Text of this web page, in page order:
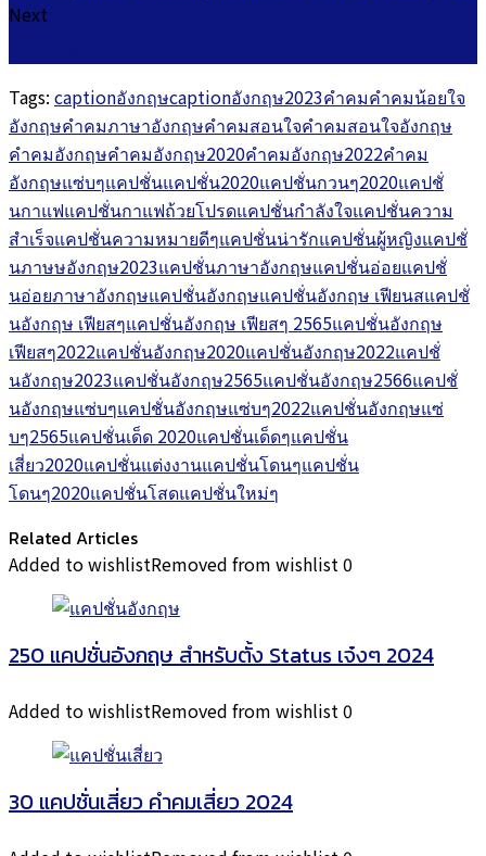
Next
Tags: captionอังกฤษcaptionอังกฤษ2023คำคมคำคมน้อยใจ
อังกฤษคำคมภาษาอังกฤษคำคมสอนใจคำคมสอนใจอังกฤษ
คำคมอังกฤษคำคมอังกฤษ2020คำคมอังกฤษ2022คำคม
อังกฤษแซ่บๆแคปชั่นแคปชั่น2020แคปชั่นกวนๆ2020แคปชั่
นกาแฟแคปชั่นกาแฟถ้วยโปรดแคปชั่นกำลังใจแคปชั่นความ
สำเร็จแคปชั่นความหมายดีๆแคปชั่นน่ารักแคปชั่นผู้หญิงแคปชั่
นภาษษอังกฤษ2023แคปชั่นภาษาอังกฤษแคปชั่นอ่อยแคปชั่
นอ่อยภาษาอังกฤษแคปชั่นอังกฤษแคปชั่นอังกฤษ เฟียนสแคปชั่
นอังกฤษ เฟียสๆแคปชั่นอังกฤษ เฟียสๆ 2565แคปชั่นอังกฤษ
เฟียสๆ2022แคปชั่นอังกฤษ2020แคปชั่นอังกฤษ2022แคปชั่
นอังกฤษ2023แคปชั่นอังกฤษ2565แคปชั่นอังกฤษ2566แคปชั่
นอังกฤษแซ่บๆแคปชั่นอังกฤษแซ่บๆ2022แคปชั่นอังกฤษแซ่
บๆ2565แคปชั่นเด็ด 2020แคปชั่นเด็ดๆแคปชั่น
เสี่ยว2020แคปชั่นแต่งงานแคปชั่นโดนๆแคปชั่น
โดนๆ2020แคปชั่นโสดแคปชั่นใหม่ๆ
Related Articles
Added to wishlistRemoved from wishlist0
250 แคปชั่นอังกฤษ สำหรับตั้ง Status เจ๋งๆ 2024
Added to wishlistRemoved from wishlist0
30 แคปชั่นเสี่ยว คำคมเสี่ยว 2024